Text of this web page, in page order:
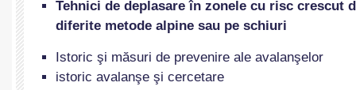
Tehnici de deplasare în zonele cu risc crescut
diferite metode alpine sau pe schiuri
Istoric şi măsuri de prevenire ale avalanşelor
istoric avalanşe şi cercetare